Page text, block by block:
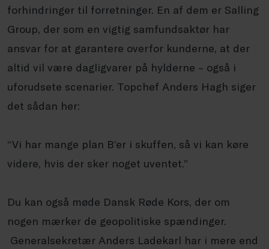
forhindringer til forretninger. En af dem er Salling
Group, der som en vigtig samfundsaktør har
ansvar for at garantere overfor kunderne, at der
altid vil være dagligvarer på hylderne – også i
uforudsete scenarier. Topchef Anders Hagh siger
det sådan her:
“Vi har mange plan B’er i skuffen, så vi kan køre
videre, hvis der sker noget uventet.”
Du kan også møde Dansk Røde Kors, der om
nogen mærker de geopolitiske spændinger.
Generalsekretær Anders Ladekarl har i mere end